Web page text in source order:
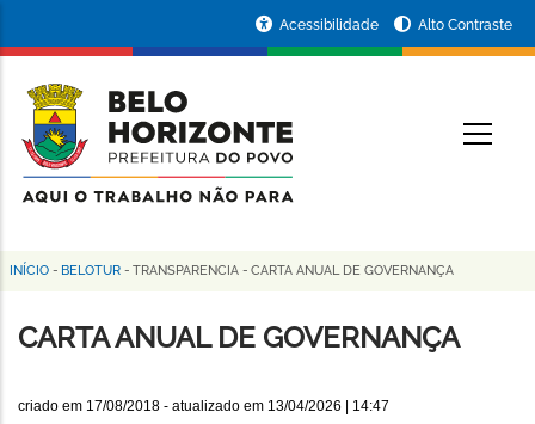
conteúdo
principal
da
Prefeitura
de
Horizonte
Acessibilidade Alto Contraste
Trilha
de
INÍCIO - BELOTUR - TRANSPARENCIA - CARTA ANUAL DE GOVERNANÇA
CARTA ANUAL DE GOVERNANÇA
criado em 17/08/2018 - atualizado em 13/04/2026 | 14:47